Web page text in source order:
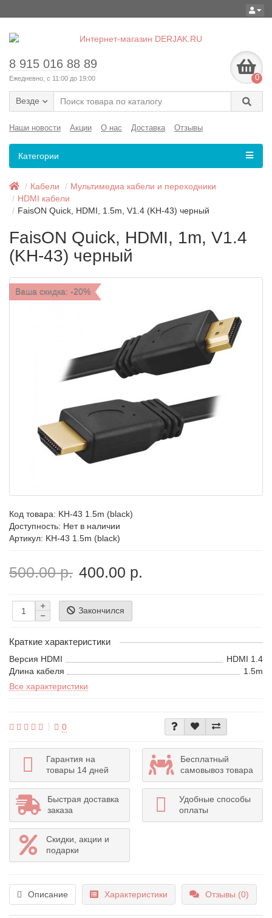
8 915 016 88 89
Ежедневно, с 11:00 до 19:00 0
Везде
Наши новости Акции О нас Доставка Отзывы
Категории
Кабели
Мультимедиа кабели и переходники
HDMI кабели
FaisON Quick, HDMI, 1.5m, V1.4 (KH-43) черный
FaisON Quick, HDMI, 1m, V1.4
(KH-43) черный
Ваша скидка: -20%
Код товара: KH-43 1.5m (black)
Доступность: Нет в наличии
Артикул: KH-43 1.5m (black)
500.00 р. 400.00 р.
Закончился
Краткие характеристики
Версия HDMI
HDMI 1.4
Длина кабеля
1.5m
Все характеристики
0
Гарантия на
товары 14 дней
Бесплатный
самовывоз товара
Быстрая доставка
заказа
Удобные способы
оплаты
Скидки, акции и
подарки
Описание Характеристики Отзывы (0)